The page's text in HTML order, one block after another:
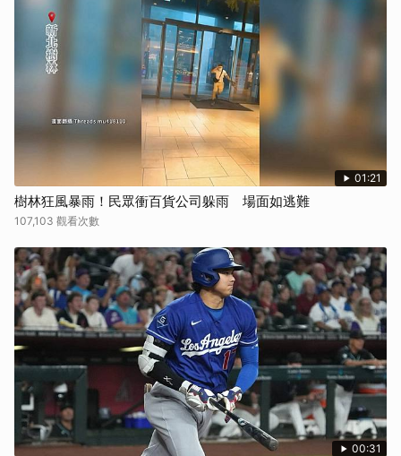
01:21
樹林狂風暴雨！民眾衝百貨公司躲雨 場面如逃難
107,103 觀看次數
00:31